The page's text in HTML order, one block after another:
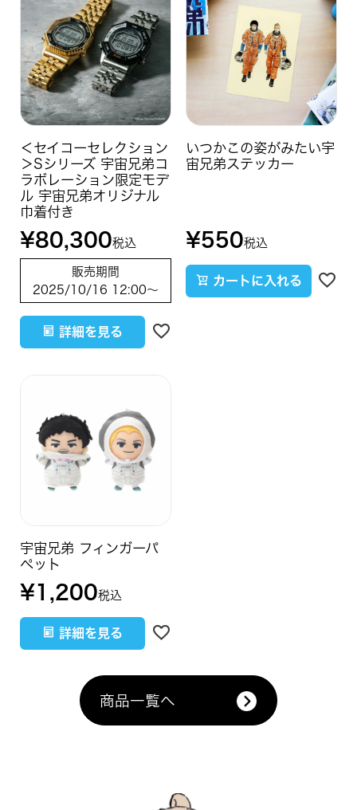
＜セイコーセレクション
＞Sシリーズ 宇宙兄弟コ
ラボレーション限定モデ
ル 宇宙兄弟オリジナル
巾着付き
¥80,300税込
販売期間
2025/10/16 12:00〜
詳細を見る
いつかこの姿がみたい宇
宙兄弟ステッカー
¥550税込
カートに入れる
宇宙兄弟 フィンガーパ
ペット
¥1,200税込
詳細を見る
商品一覧へ